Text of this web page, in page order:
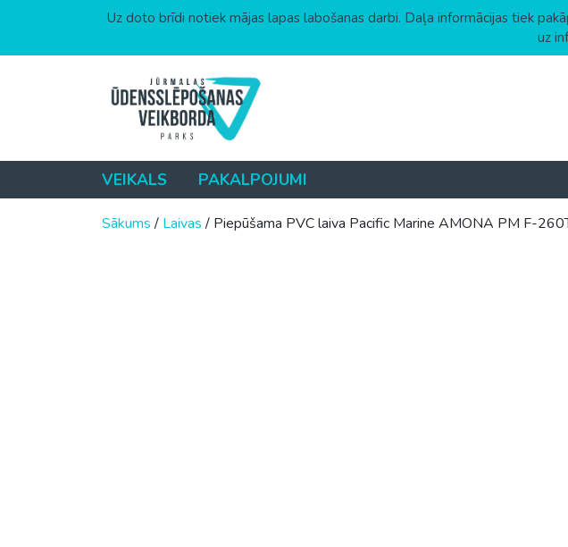
Uz doto brīdi notiek mājas lapas labošanas darbi. Daļa informācijas tiek
uz
VEIKALS PAKALPOJUMI
Sākums/ Laivas/ Piepūšama PVC laiva Pacific Marine AMONA PM F-